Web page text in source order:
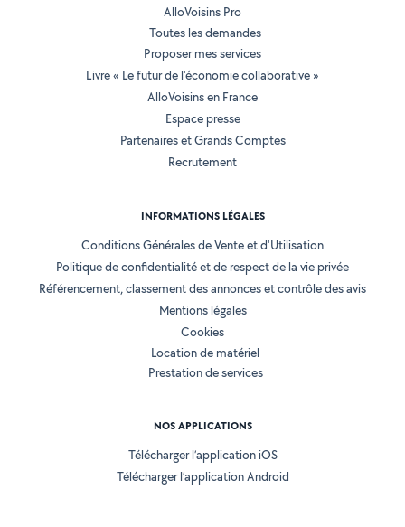
AlloVoisins Pro
Toutes les demandes
Proposer mes services
Livre « Le futur de l'économie collaborative »
AlloVoisins en France
Espace presse
Partenaires et Grands Comptes
Recrutement
INFORMATIONS LÉGALES
Conditions Générales de Vente et d'Utilisation
Politique de confidentialité et de respect de la vie privée
Référencement, classement des annonces et contrôle des avis
Mentions légales
Cookies
Location de matériel
Prestation de services
NOS APPLICATIONS
Télécharger l’application iOS
Télécharger l’application Android